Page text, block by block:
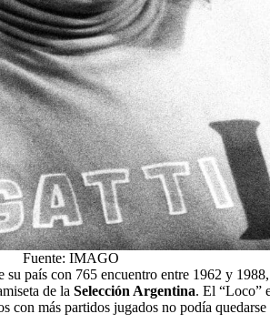
Fuente: IMAGO
país con 765 encuentro entre 1962 y
de la Selección Argentina. El “Loco”
con más partidos jugados no podía quedarse